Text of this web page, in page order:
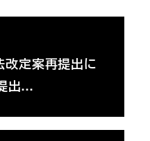
改定案再提出に
出…